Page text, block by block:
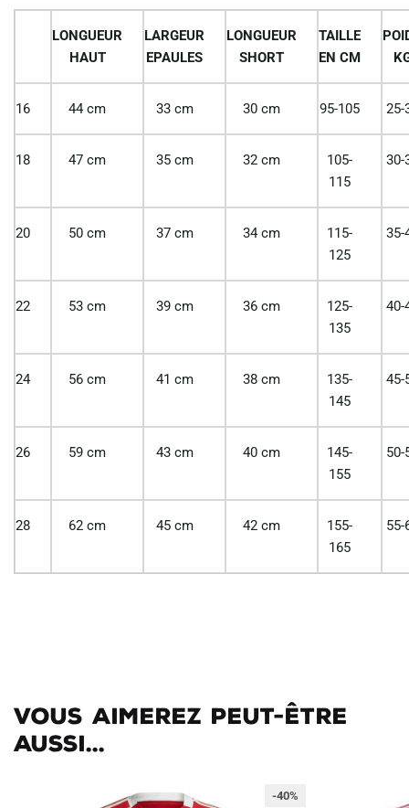
LONGUEUR
HAUT
LARGEUR
EPAULES
LONGUEUR
SHORT
TAILLE
EN CM
16 44 cm 33 cm 30 cm 95-105 25-
18 47 cm 35 cm 32 cm
105-
115
30-
20 50 cm 37 cm 34 cm
115-
125
35-
22 53 cm 39 cm 36 cm
125-
135
40-
24 56 cm 41 cm 38 cm
135-
145
45-
26 59 cm 43 cm 40 cm
145-
155
50-
28 62 cm 45 cm 42 cm
155-
165
55-
Vous aimerez peut-être
aussi...
-40%